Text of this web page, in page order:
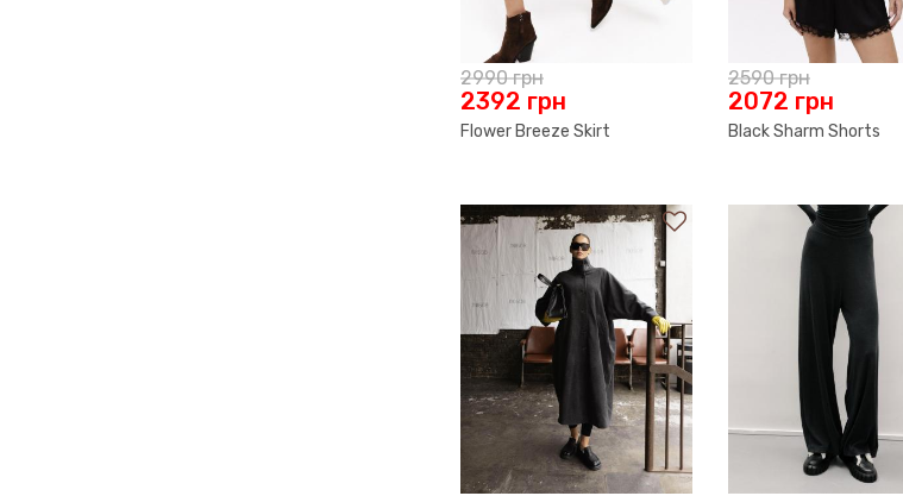
2990грн
2392 грн
Flower Breeze Skirt
2590грн
2072 грн
Black Sharm Shorts